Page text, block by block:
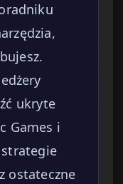
ukryte
Games i
ostateczne